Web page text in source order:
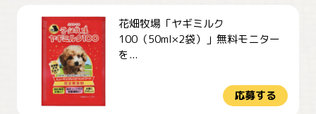
花畑牧場「ヤギミルク
100（50ml×2袋）」無料モニター
を...
応募する